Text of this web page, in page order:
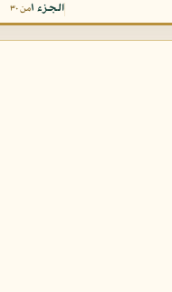
الجزء ١ من ٣٠